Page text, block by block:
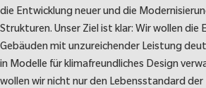
die Entwicklung neuer und die
Strukturen. Unser Ziel ist klar: Wir wollen die
Gebäuden mit unzureichender Leistung
in Modelle für klimafreundliches Design
wollen wir nicht nur den Lebensstandard